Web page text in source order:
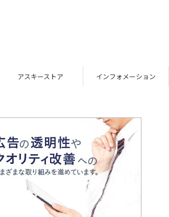
アスキーストア インフォメーション